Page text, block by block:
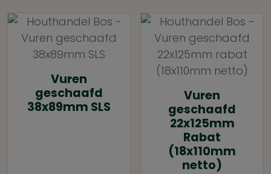
Vuren
geschaafd
38x89mm SLS
Vuren
geschaafd
22x125mm
Rabat
(18x110mm
netto)